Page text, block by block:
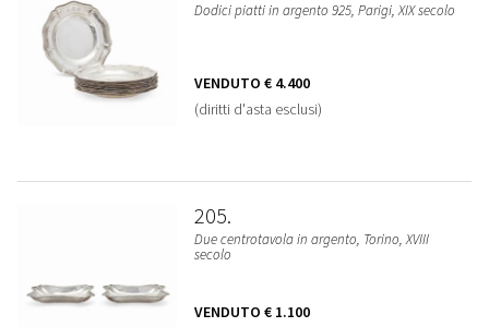
Dodici piatti in argento 925, Parigi, XIX secolo
VENDUTO € 4.400
(diritti d'asta esclusi)
205
Due centrotavola in argento, Torino, XVIII
secolo
VENDUTO € 1.100